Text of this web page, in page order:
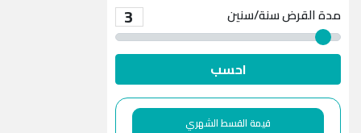
مدة القرض 3 سنة/سنين
احسب
قيمة القسط الشهري